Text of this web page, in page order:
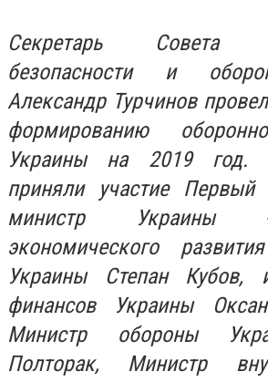
Секретарь Совета
безопасности и
Александр Турчинов
формированию
Украины на 2019 год.
приняли участие Первый
министр Украины
экономического
Украины Степан Кубов,
финансов Украины
Министр обороны
Полторак, Министр